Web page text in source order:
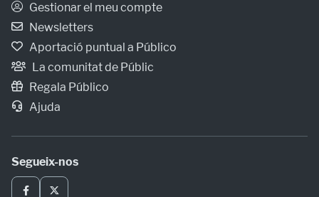
Gestionar el meu compte
Newsletters
Aportació puntual a Público
La comunitat de Públic
Regala Público
Ajuda
Segueix-nos